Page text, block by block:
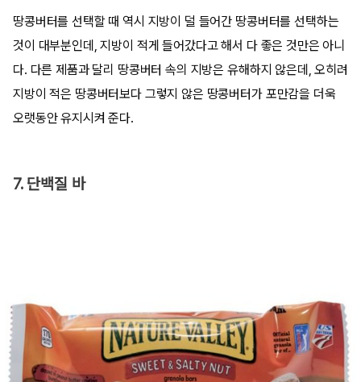
땅콩버터를 선택할 때 역시 지방이 덜 들어간 땅콩버터를 선택하는
것이 대부분인데, 지방이 적게 들어갔다고 해서 다 좋은 것만은 아니
다. 다른 제품과 달리 땅콩버터 속의 지방은 유해하지 않은데, 오히려
지방이 적은 땅콩버터보다 그렇지 않은 땅콩버터가 포만감을 더욱
오랫동안 유지시켜 준다.
7. 단백질 바